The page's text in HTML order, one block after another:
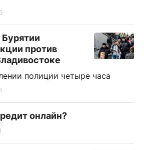
против
полиции четыре часа
онлайн?